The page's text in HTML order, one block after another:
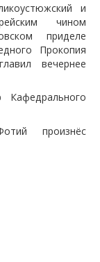
и
чином
приделе
Прокопия
вечернее
Кафедрального
произнёс